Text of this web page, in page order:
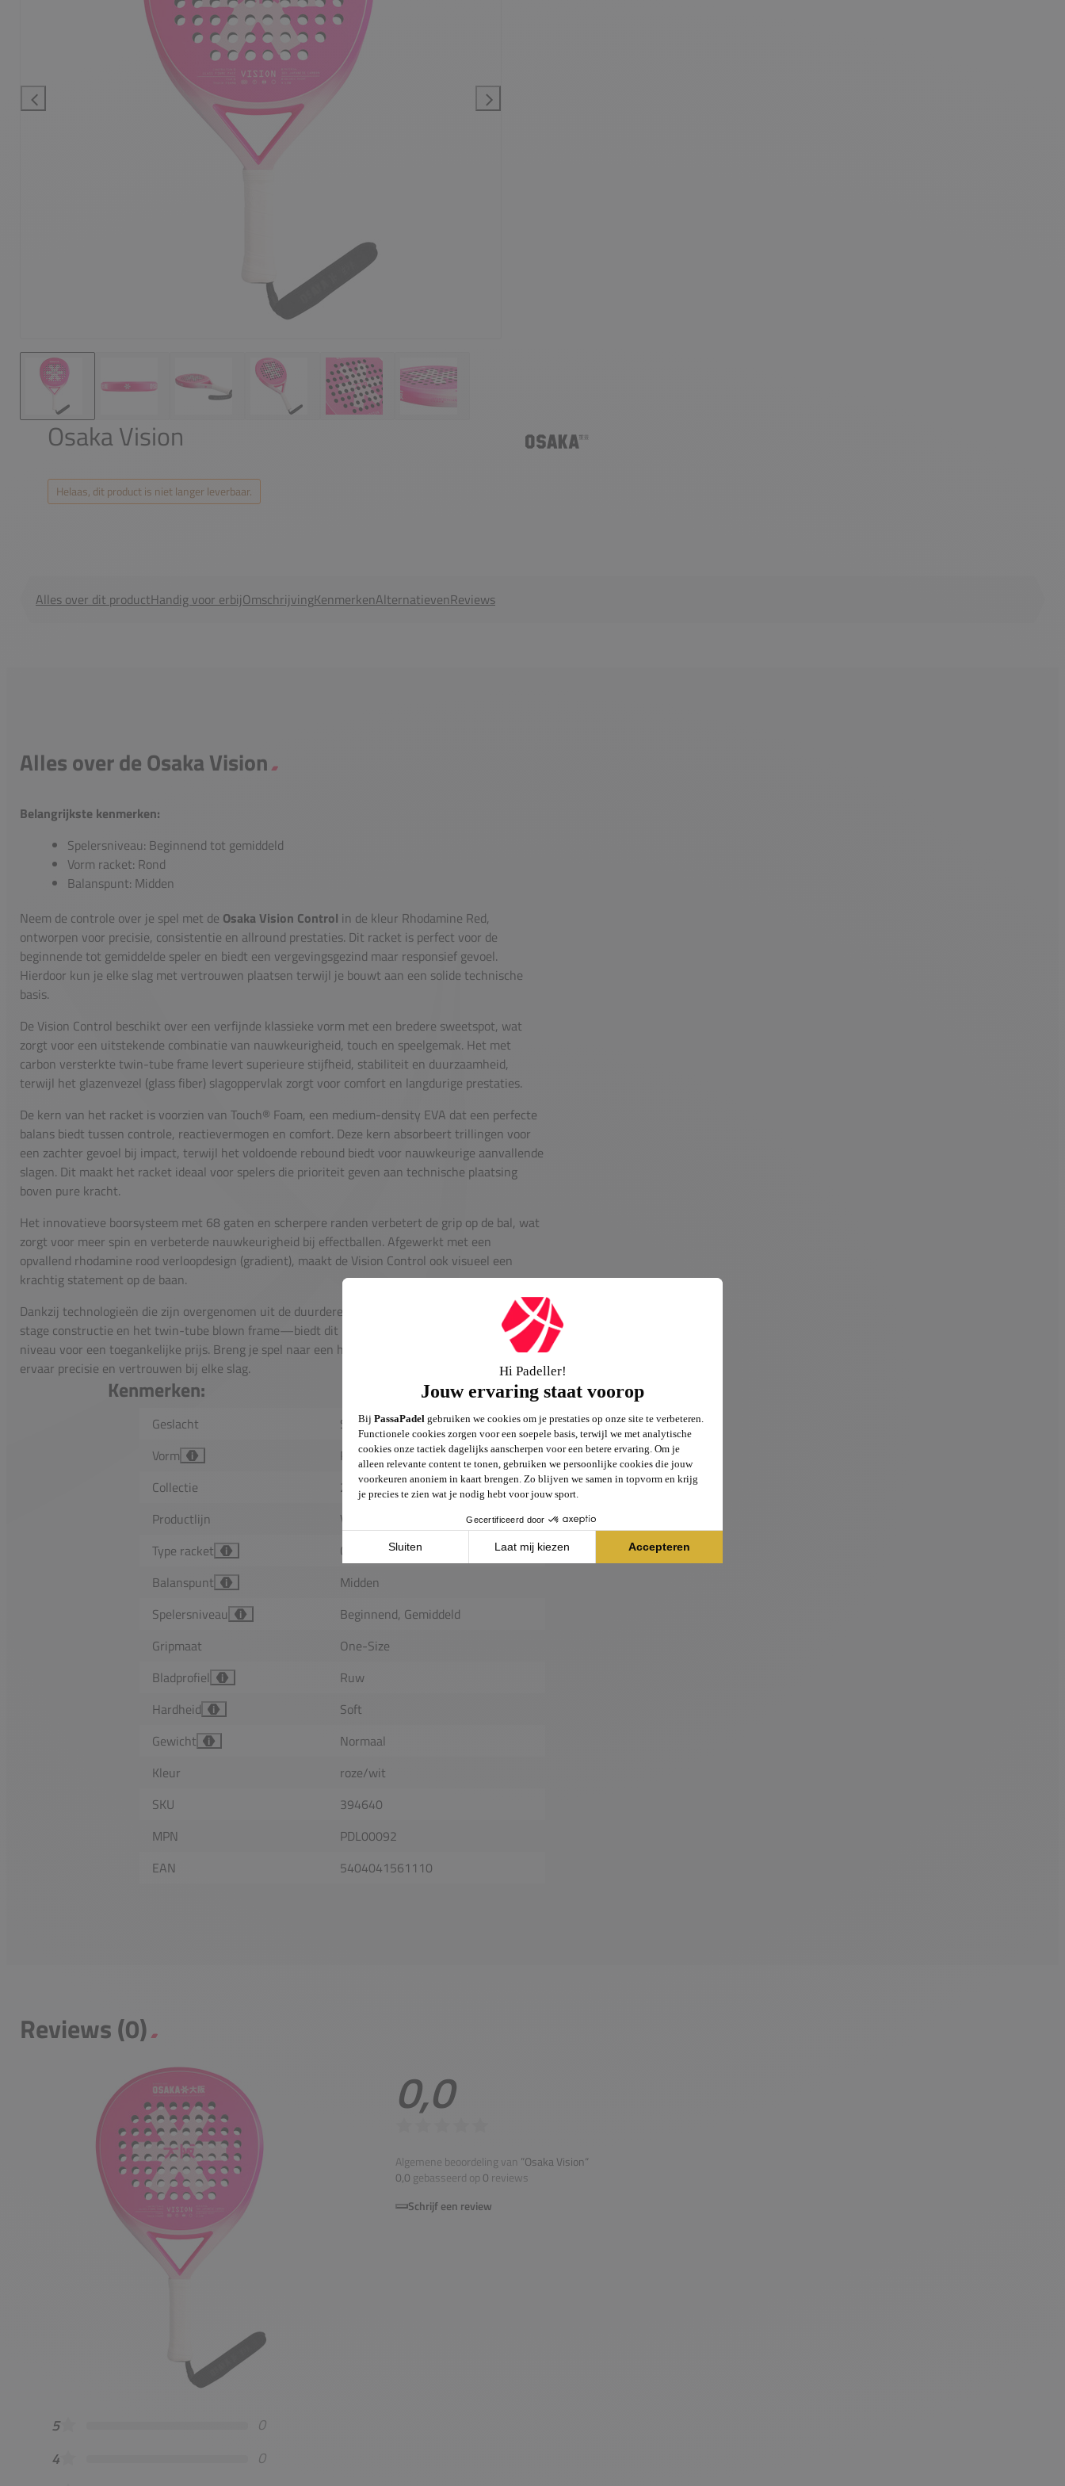
Osaka Vision
Helaas, dit product is niet langer leverbaar.
Alles over dit productHandig voor erbijOmschrijvingKenmerkenAlternatievenReviews
Alles over de Osaka Vision
Belangrijkste kenmerken:
Spelersniveau: Beginnend tot gemiddeld
Vorm racket: Rond
Balanspunt: Midden
Neem de controle over je spel met de Osaka Vision Control in de kleur Rhodamine Red,
ontworpen voor precisie, consistentie en allround prestaties. Dit racket is perfect voor de
beginnende tot gemiddelde speler en biedt een vergevingsgezind maar responsief gevoel.
Hierdoor kun je elke slag met vertrouwen plaatsen terwijl je bouwt aan een solide technische
basis.
De Vision Control beschikt over een verfijnde klassieke vorm met een bredere sweetspot, wat
zorgt voor een uitstekende combinatie van nauwkeurigheid, touch en speelgemak. Het met
carbon versterkte twin-tube frame levert superieure stijfheid, stabiliteit en duurzaamheid,
terwijl het glazenvezel (glass fiber) slagoppervlak zorgt voor comfort en langdurige prestaties.
De kern van het racket is voorzien van Touch® Foam, een medium-density EVA dat een perfecte
balans biedt tussen controle, reactievermogen en comfort. Deze kern absorbeert trillingen voor
een zachter gevoel bij impact, terwijl het voldoende rebound biedt voor nauwkeurige aanvallende
slagen. Dit maakt het racket ideaal voor spelers die prioriteit geven aan technische plaatsing
boven pure kracht.
Het innovatieve boorsysteem met 68 gaten en scherpere randen verbetert de grip op de bal, wat
zorgt voor meer spin en verbeterde nauwkeurigheid bij effectballen. Afgewerkt met een
opvallend rhodamine rood verloopdesign (gradient), maakt de Vision Control ook visueel een
krachtig statement op de baan.
Dankzij technologieën die zijn overgenomen uit de duurdere topmodellen—waaronder de single-
stage constructie en het twin-tube blown frame—biedt dit racket prestaties van professioneel
niveau voor een toegankelijke prijs. Breng je spel naar een hoger niveau met de Vision Control en
ervaar precisie en vertrouwen bij elke slag.
Kenmerken:
Geslacht
Senior
Vorm
i
Rond
Collectie
2026
Productlijn
Vision
Type racket
i
Controle, Power
Balanspunt
i
Midden
Spelersniveau
i
Beginnend, Gemiddeld
Gripmaat
One-Size
Bladprofiel
i
Ruw
Hardheid
i
Soft
Gewicht
i
Normaal
Kleur
roze/wit
SKU
394640
MPN
PDL00092
EAN
5404041561110
Reviews (0)
0,0
Algemene beoordeling van ”Osaka Vision“
0,0 gebasseerd op 0 reviews
Schrijf een review
5
0
4
0